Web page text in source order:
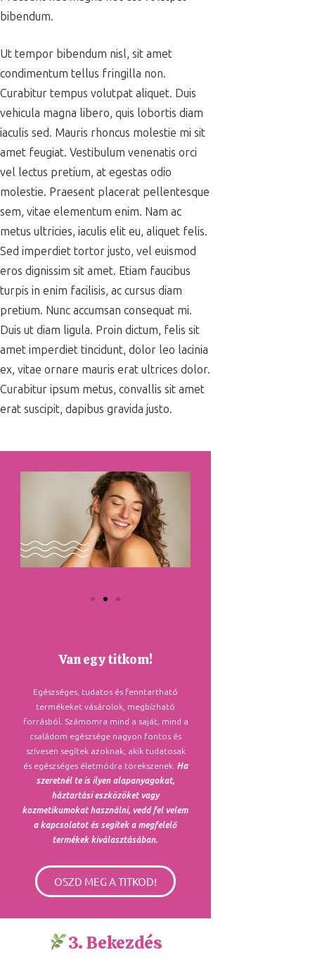
bibendum.
Ut tempor bibendum nisl, sit amet
condimentum tellus fringilla non.
Curabitur tempus volutpat aliquet. Duis
vehicula magna libero, quis lobortis diam
iaculis sed. Mauris rhoncus molestie mi sit
amet feugiat. Vestibulum venenatis orci
vel lectus pretium, at egestas odio
molestie. Praesent placerat pellentesque
sem, vitae elementum enim. Nam ac
metus ultricies, iaculis elit eu, aliquet felis.
Sed imperdiet tortor justo, vel euismod
eros dignissim sit amet. Etiam faucibus
turpis in enim facilisis, ac cursus diam
pretium. Nunc accumsan consequat mi.
Duis ut diam ligula. Proin dictum, felis sit
amet imperdiet tincidunt, dolor leo lacinia
ex, vitae ornare mauris erat ultrices dolor.
Curabitur ipsum metus, convallis sit amet
erat suscipit, dapibus gravida justo.
Van egy titkom!
Egészséges, tudatos és fenntartható
termékeket vásárolok, megbízható
forrásból. Számomra mind a saját, mind a
családom egészsége nagyon fontos és
szívesen segítek azoknak, akik tudatosak
és egészséges életmódra törekszenek. Ha
szeretnél te is ilyen alapanyagokat,
háztartási eszközöket vagy
kozmetikumokat használni, vedd fel velem
a kapcsolatot és segítek a megfelelő
termékek kiválasztásában.
OSZD MEG A TITKOD!
3. Bekezdés